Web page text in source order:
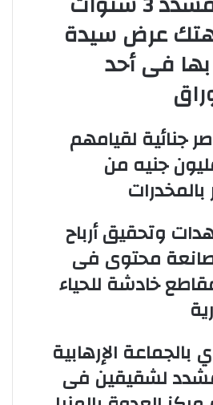
عرض سيدة
فى أحد
6 عناصر جنائية لقيامهم
250 مليون جنيه من
بالمخدرات
وتحقيق أرباح
محتوى فى
خادشة للحياء
بالجماعة الإرهابية
لشقيقين فى